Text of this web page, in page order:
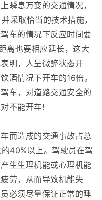
瞬息万变的交通情况，
采取恰当的技术措施，
车的情况下反应时间要
离也要相应延长，这大
明，人呈微醉状态开
酒情况下开车的16倍。
车，对道路交通安全的
不能开车!
而造成的交通事故占总
40%以上。驾驶员在驾
生生理机能或心理机能
劳，从而导致机能失
必须尽量保证正常的睡